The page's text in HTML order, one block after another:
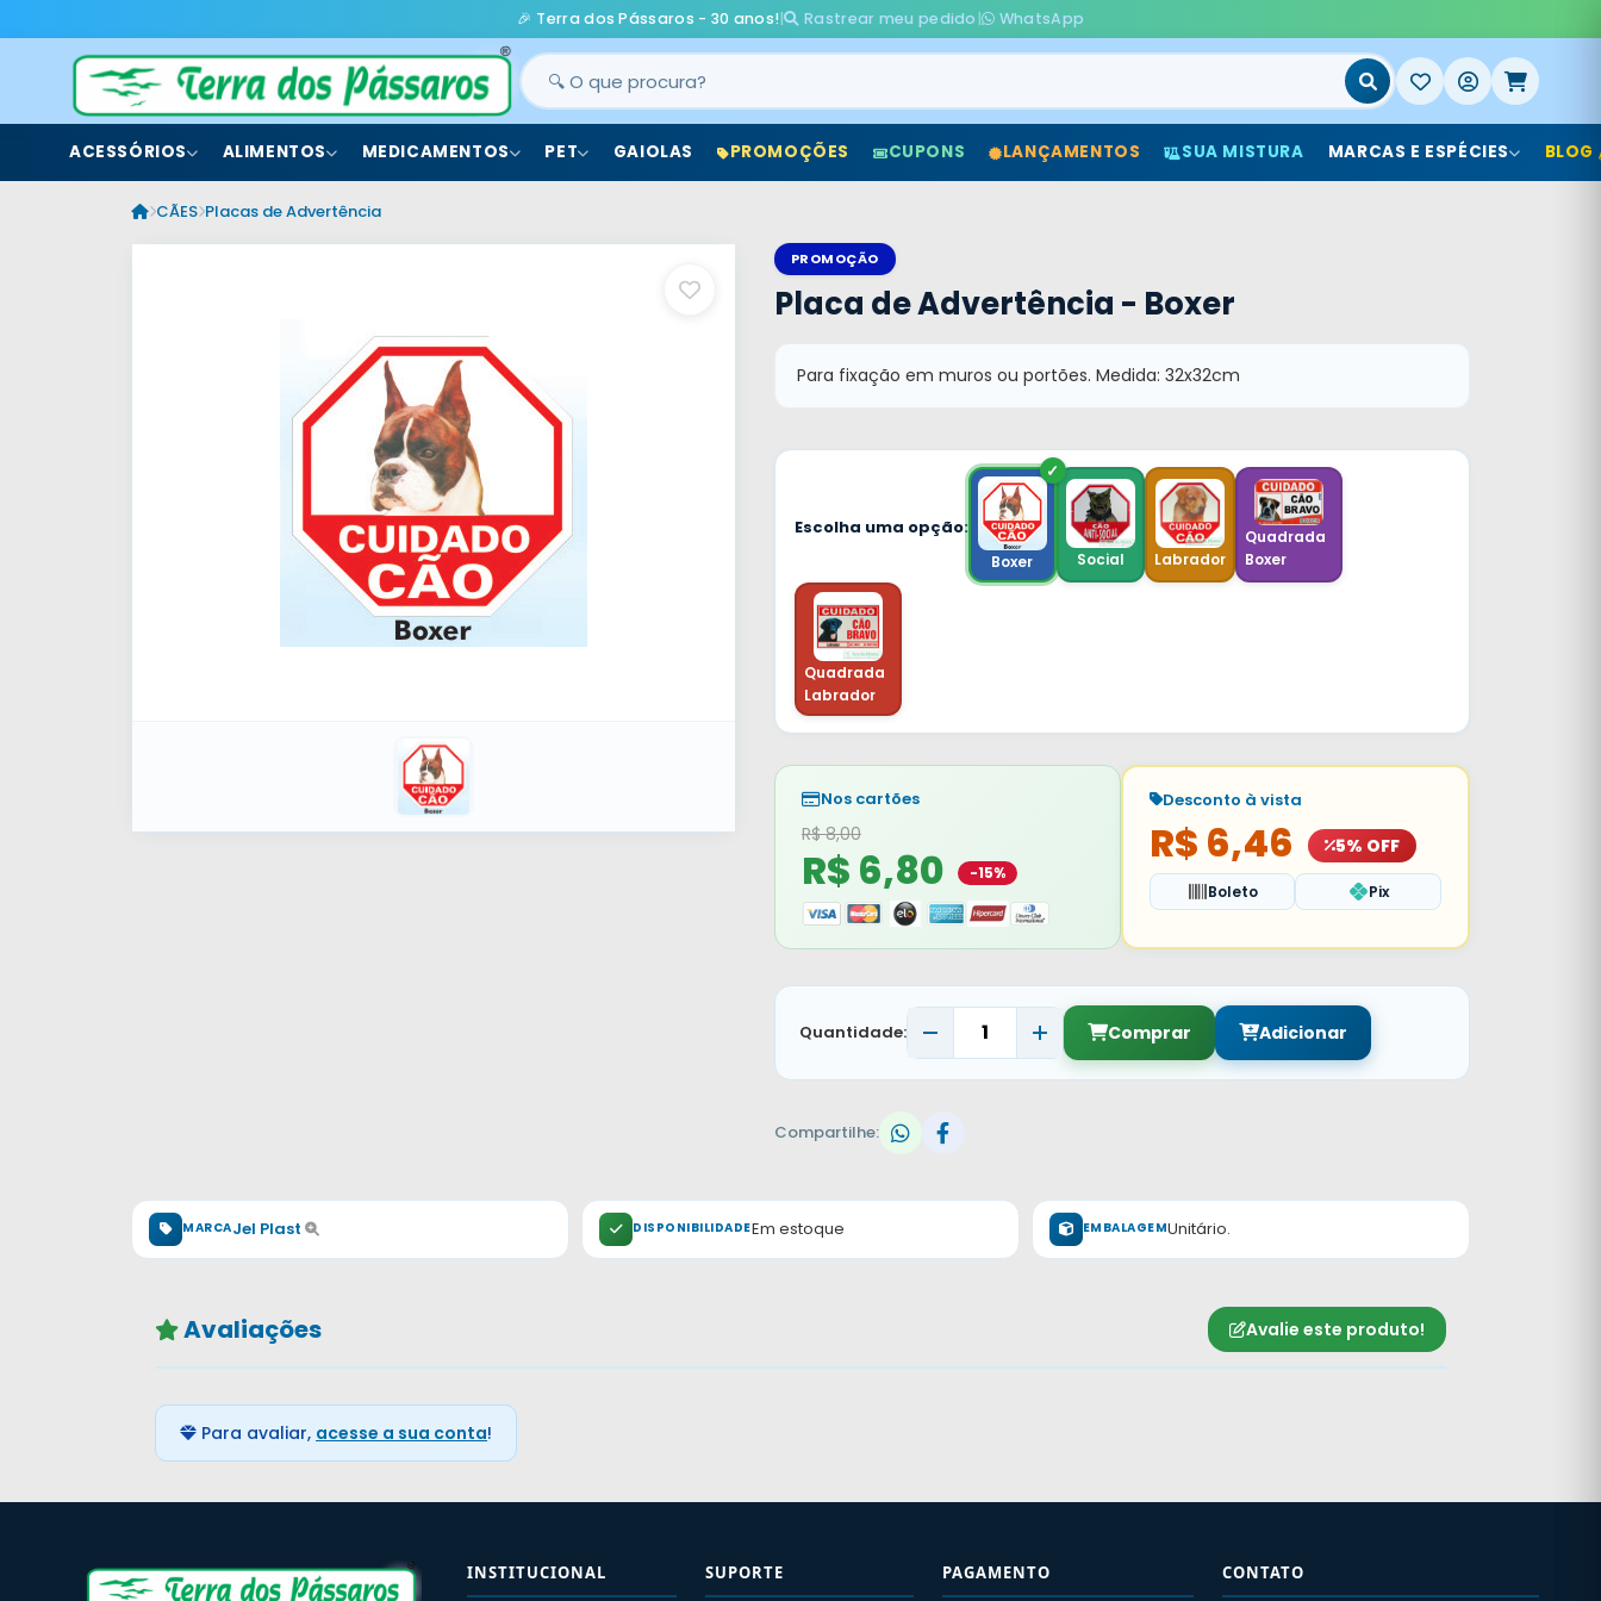
🎉 Terra dos Pássaros - 30 anos!| Rastrear meu pedido| WhatsApp
ACESSÓRIOS ALIMENTOS MEDICAMENTOS PET GAIOLAS PROMOÇÕES CUPONS LANÇAMENTOS SUA MISTURA MARCAS E ESPÉCIES BLOG
CÃES Placas de Advertência
PROMOÇÃO
Placa de Advertência - Boxer
Para fixação em muros ou portões. Medida: 32x32cm
Escolha uma opção:
Boxer Social Labrador
Quadrada
Boxer
Quadrada
Labrador
Nos cartões
R$ 8,00
R$ 6,80 -15%
Desconto à vista
R$ 6,46 5% OFF
Boleto Pix
Quantidade: Comprar Adicionar
Compartilhe:
MARCAJel Plast DISPONIBILIDADEEm estoque EMBALAGEMUnitário.
Avaliações Avalie este produto!
Para avaliar, acesse a sua conta!
INSTITUCIONAL SUPORTE PAGAMENTO CONTATO